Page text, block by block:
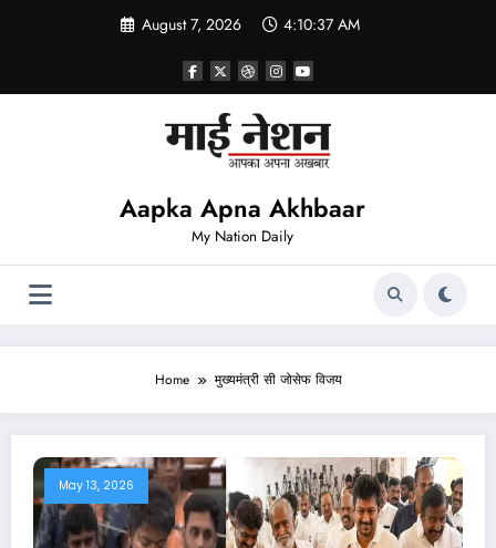
August 7, 2026 4:10:37 AM
Aapka Apna Akhbaar
My Nation Daily
Home मुख्यमंत्री सी जोसेफ विजय
May 13, 2026